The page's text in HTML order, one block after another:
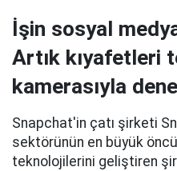
İşin sosyal
Artık kıyafetleri
kamerasıyla
Snapchat'in çatı şirketi
sektörünün en büyük
teknolojilerini geliştiren